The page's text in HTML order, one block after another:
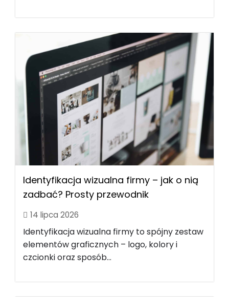
Identyfikacja wizualna firmy – jak o nią
zadbać? Prosty przewodnik
14 lipca 2026
Identyfikacja wizualna firmy to spójny zestaw
elementów graficznych – logo, kolory i
czcionki oraz sposób...